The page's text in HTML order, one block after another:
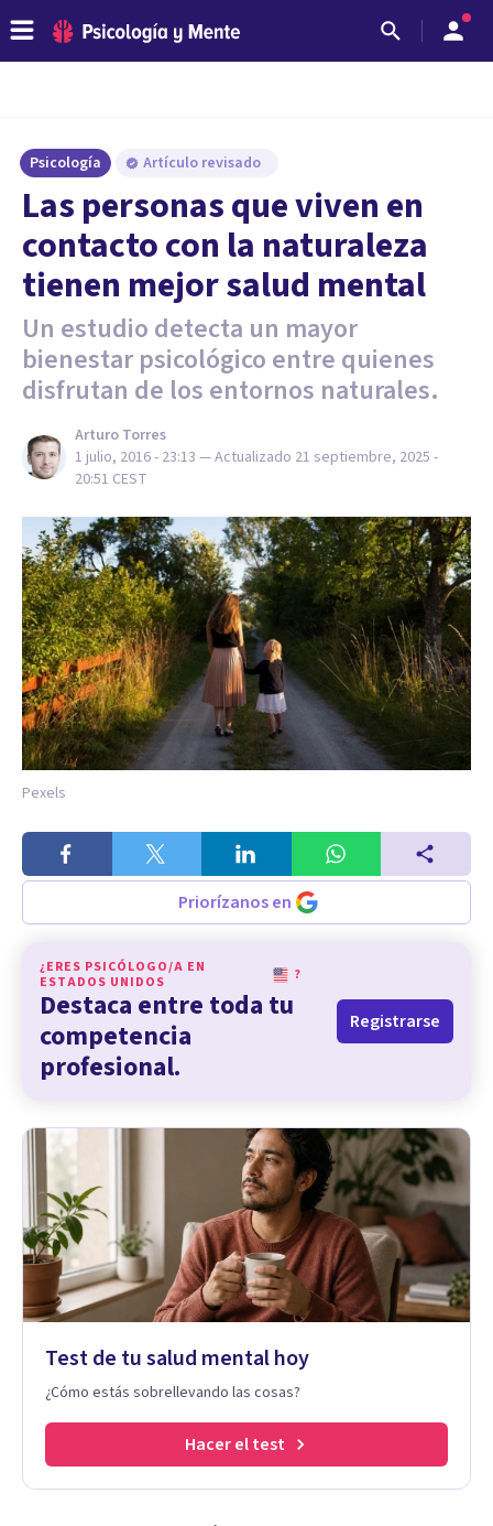
Psicología Artículo revisado
Las personas que viven en
contacto con la naturaleza
tienen mejor salud mental
Un estudio detecta un mayor
bienestar psicológico entre quienes
disfrutan de los entornos naturales.
Arturo Torres
1 julio, 2016 - 23:13 — Actualizado 21 septiembre, 2025 -
20:51 CEST
Pexels
Priorízanos en
¿ERES PSICÓLOGO/A EN
ESTADOS UNIDOS
?
Destaca entre toda tu
competencia
profesional.
Registrarse
Test de tu salud mental hoy
¿Cómo estás sobrellevando las cosas?
Hacer el test